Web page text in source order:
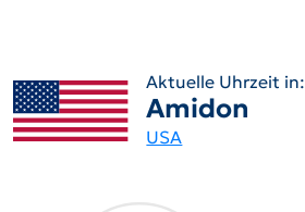
Aktuelle Uhrzeit in:
Amidon
USA